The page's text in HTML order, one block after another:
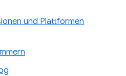
und Plattformen